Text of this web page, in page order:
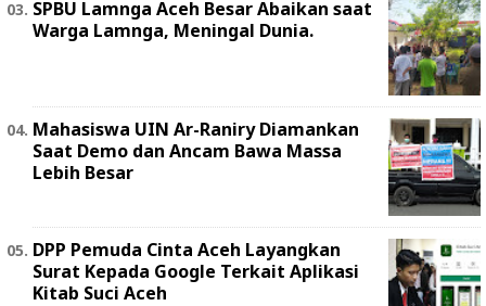
SPBU Lamnga Aceh Besar Abaikan saat
Warga Lamnga, Meningal Dunia.
Mahasiswa UIN Ar-Raniry Diamankan
Saat Demo dan Ancam Bawa Massa
Lebih Besar
DPP Pemuda Cinta Aceh Layangkan
Surat Kepada Google Terkait Aplikasi
Kitab Suci Aceh